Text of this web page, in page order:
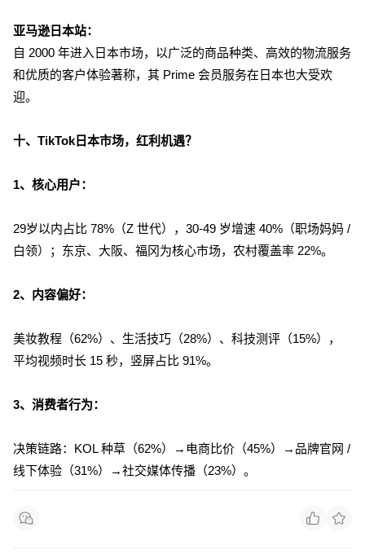
亚马逊日本站：
自 2000 年进入日本市场，以广泛的商品种类、高效的物流服务
和优质的客户体验著称，其 Prime 会员服务在日本也大受欢
迎。
十、TikTok日本市场，红利机遇？
1、核心用户：
29岁以内占比 78%（Z 世代），30-49 岁增速 40%（职场妈妈 /
白领）；东京、大阪、福冈为核心市场，农村覆盖率 22%。
2、内容偏好：
美妆教程（62%）、生活技巧（28%）、科技测评（15%），
平均视频时长 15 秒，竖屏占比 91%。
3、消费者行为：
决策链路：KOL 种草（62%）→电商比价（45%）→品牌官网 /
线下体验（31%）→社交媒体传播（23%）。